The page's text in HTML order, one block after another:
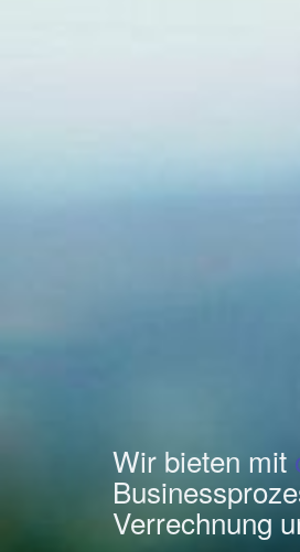
Wir bieten mit
Verrechnung